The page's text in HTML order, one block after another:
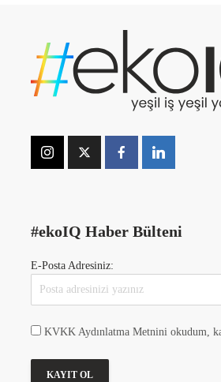
#ekoIQ Haber Bülteni
E-Posta Adresiniz:
KVKK Aydınlatma Metnini okudum,